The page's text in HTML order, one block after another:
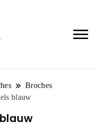
Broches
blauw